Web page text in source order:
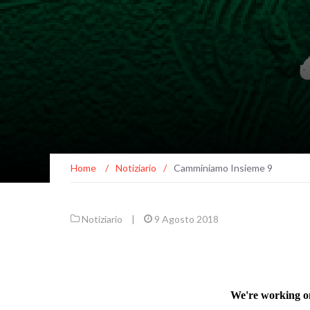
Home / Notiziario / Camminiamo Insieme 9
Notiziario | 9 Agosto 2018